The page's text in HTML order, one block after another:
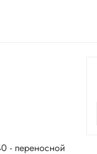
- переносной